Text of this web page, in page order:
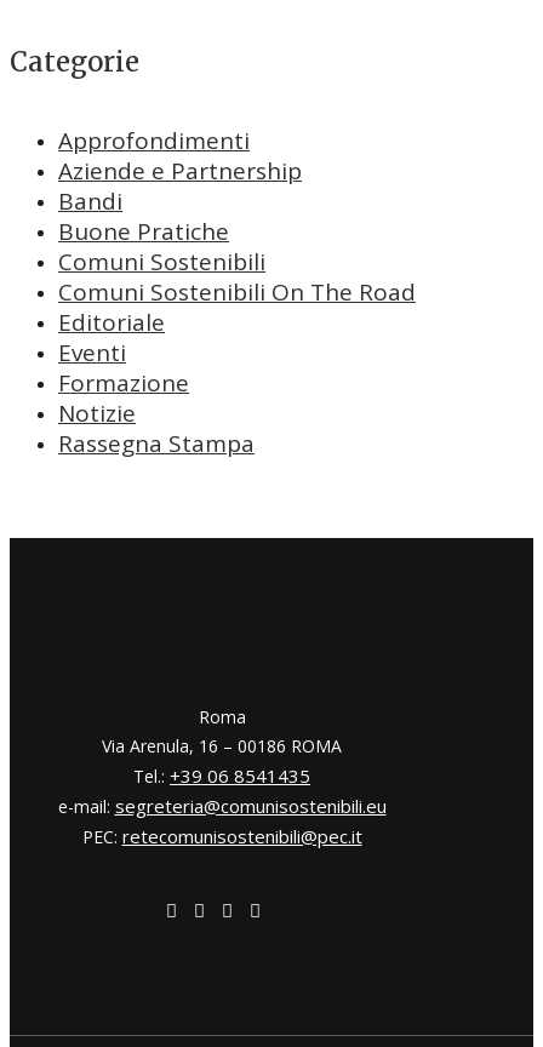
Categorie
Approfondimenti
Aziende e Partnership
Bandi
Buone Pratiche
Comuni Sostenibili
Comuni Sostenibili On The Road
Editoriale
Eventi
Formazione
Notizie
Rassegna Stampa
​​Roma
Via Arenula, 16 – 00186 ROMA
Tel.: +39 06 8541435
e-mail: segreteria@comunisostenibili.eu
PEC: retecomunisostenibili@pec.it